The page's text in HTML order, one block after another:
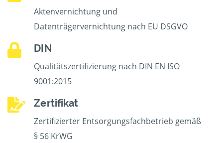
Aktenvernichtung und
Datenträgervernichtung nach EU DSGVO
DIN
Qualitätszertifizierung nach DIN EN ISO
9001:2015
Zertifikat
Zertifizierter Entsorgungsfachbetrieb gemäß
§ 56 KrWG